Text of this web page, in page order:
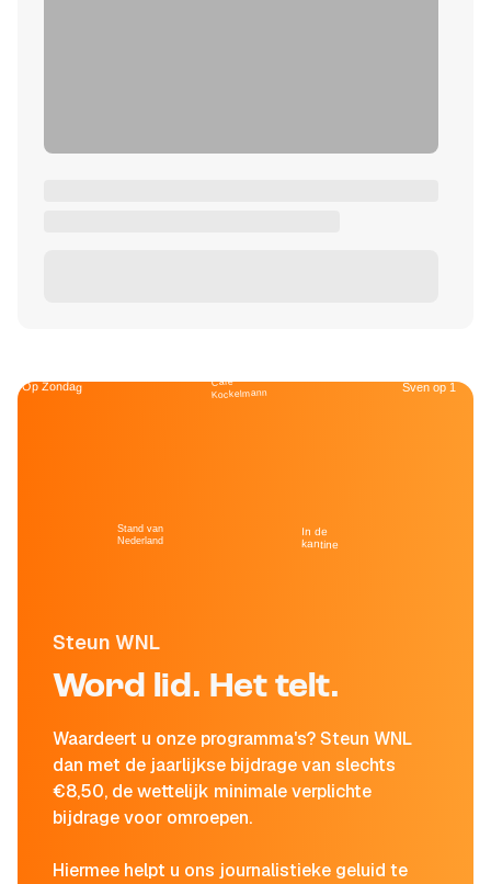
Steun WNL
Word lid. Het telt.
Waardeert u onze programma's? Steun WNL
dan met de jaarlijkse bijdrage van slechts
€8,50, de wettelijk minimale verplichte
bijdrage voor omroepen.
Hiermee helpt u ons journalistieke geluid te
Op Zondag
Stand van
Nederland
Café
Kockelmann
In de
kantine
Sven op 1